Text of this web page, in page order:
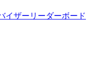
イザーリーダーボード